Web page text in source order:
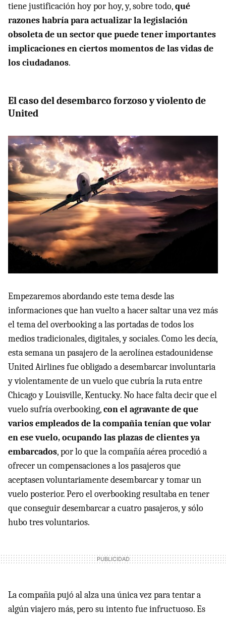
tiene justificación hoy por hoy, y, sobre todo,qué
razones habría para actualizar la legislación
obsoleta de un sector que puede tener importantes
implicaciones en ciertos momentos de las vidas de
los ciudadanos.
El caso del desembarco forzoso y violento de
United
Empezaremos abordando este tema desde las
informaciones que han vuelto a hacer saltar una vez más
el tema del overbooking a las portadas de todos los
medios tradicionales, digitales, y sociales. Como les decía,
esta semana un pasajero de la aerolínea estadounidense
United Airlines fue obligado a desembarcar involuntaria
y violentamente de un vuelo que cubría la ruta entre
Chicago y Louisville, Kentucky. No hace falta decir que el
vuelo sufría overbooking,con el agravante de que
varios empleados de la compañia tenían que volar
en ese vuelo, ocupando las plazas de clientes ya
embarcados, por lo que la compañía aérea procedió a
ofrecer un compensaciones a los pasajeros que
aceptasen voluntariamente desembarcar y tomar un
vuelo posterior. Pero el overbooking resultaba en tener
que conseguir desembarcar a cuatro pasajeros, y sólo
hubo tres voluntarios.
La compañia pujó al alza una única vez para tentar a
algún viajero más, pero su intento fue infructuoso. Es